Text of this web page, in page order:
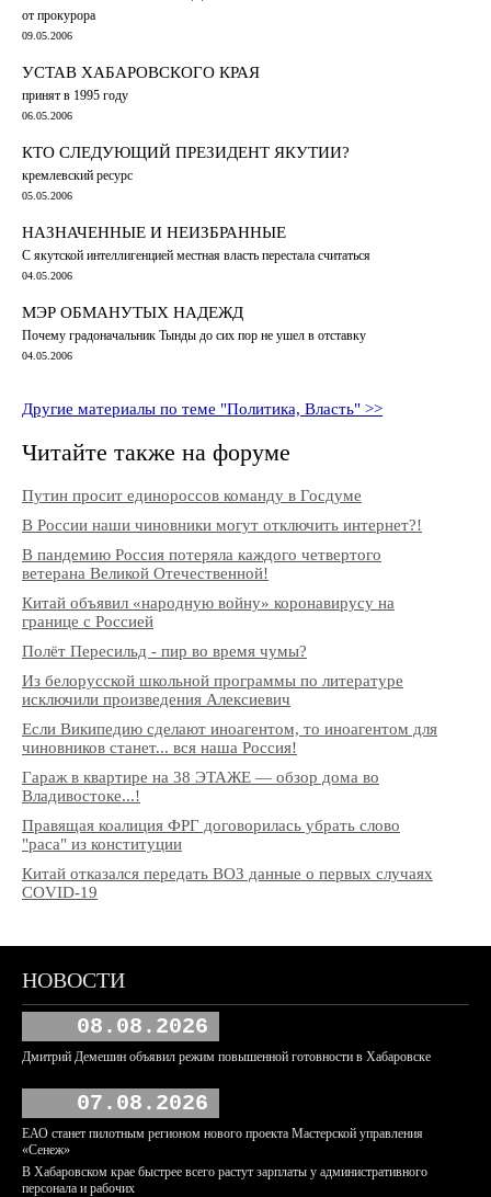
от прокурора
09.05.2006
УСТАВ ХАБАРОВСКОГО КРАЯ
принят в 1995 году
06.05.2006
КТО СЛЕДУЮЩИЙ ПРЕЗИДЕНТ ЯКУТИИ?
кремлевский ресурс
05.05.2006
НАЗНАЧЕННЫЕ И НЕИЗБРАННЫЕ
С якутской интеллигенцией местная власть перестала считаться
04.05.2006
МЭР ОБМАНУТЫХ НАДЕЖД
Почему градоначальник Тынды до сих пор не ушел в отставку
04.05.2006
Другие материалы по теме "Политика, Власть" >>
Читайте также на форуме
Путин просит единороссов команду в Госдуме
В России наши чиновники могут отключить интернет?!
В пандемию Россия потеряла каждого четвертого
ветерана Великой Отечественной!
Китай объявил «народную войну» коронавирусу на
границе с Россией
Полёт Пересильд - пир во время чумы?
Из белорусской школьной программы по литературе
исключили произведения Алексиевич
Если Википедию сделают иноагентом, то иноагентом для
чиновников станет... вся наша Россия!
Гараж в квартире на 38 ЭТАЖЕ — обзор дома во
Владивостоке...!
Правящая коалиция ФРГ договорилась убрать слово
"раса" из конституции
Китай отказался передать ВОЗ данные о первых случаях
COVID-19
НОВОСТИ
08.08.2026
Дмитрий Демешин объявил режим повышенной готовности в Хабаровске
07.08.2026
ЕАО станет пилотным регионом нового проекта Мастерской управления
«Сенеж»
В Хабаровском крае быстрее всего растут зарплаты у административного
персонала и рабочих